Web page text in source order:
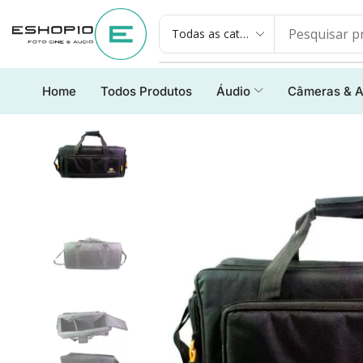
Home Todos Produtos Áudio Câmeras &